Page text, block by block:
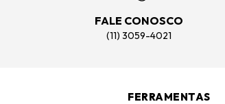
FALE CONOSCO
(11) 3059-4021
FERRAMENTAS